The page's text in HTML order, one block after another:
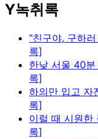
Y녹취록
"친구야, 구하
록]
한낮 서울 40
록]
하의만 입고 자
록]
이럴 때 시원한
록]